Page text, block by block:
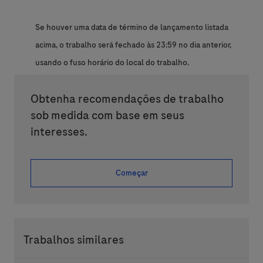
Se houver uma data de término de lançamento listada
acima, o trabalho será fechado às 23:59 no dia anterior,
usando o fuso horário do local do trabalho.
Obtenha recomendações de trabalho
sob medida com base em seus
interesses.
Começar
Trabalhos similares